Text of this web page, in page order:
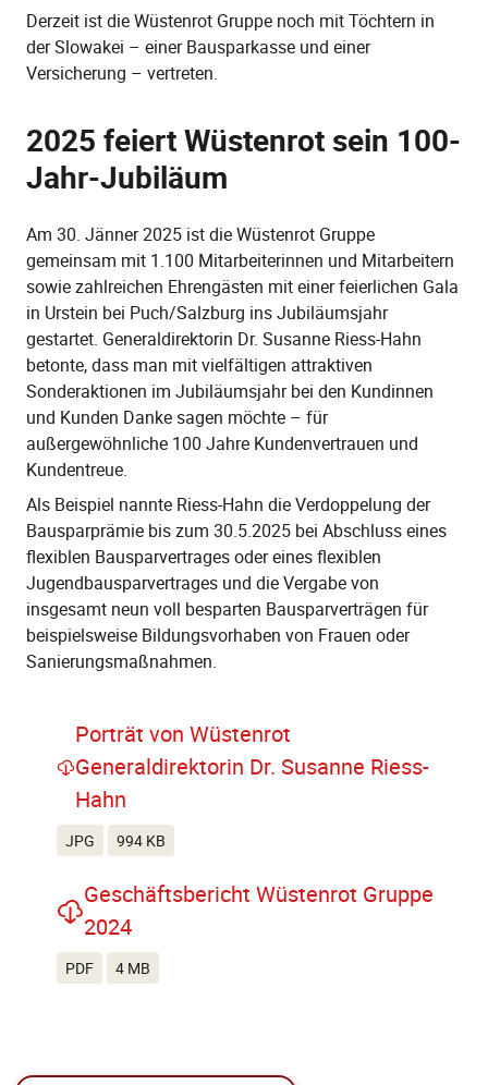
Derzeit ist die Wüstenrot Gruppe noch mit Töchtern in
der Slowakei – einer Bausparkasse und einer
Versicherung – vertreten.
2025 feiert Wüstenrot sein 100-
Jahr-Jubiläum
Am 30. Jänner 2025 ist die Wüstenrot Gruppe
gemeinsam mit 1.100 Mitarbeiterinnen und Mitarbeitern
sowie zahlreichen Ehrengästen mit einer feierlichen Gala
in Urstein bei Puch/Salzburg ins Jubiläumsjahr
gestartet. Generaldirektorin Dr. Susanne Riess-Hahn
betonte, dass man mit vielfältigen attraktiven
Sonderaktionen im Jubiläumsjahr bei den Kundinnen
und Kunden Danke sagen möchte – für
außergewöhnliche 100 Jahre Kundenvertrauen und
Kundentreue.
Als Beispiel nannte Riess-Hahn die Verdoppelung der
Bausparprämie bis zum 30.5.2025 bei Abschluss eines
flexiblen Bausparvertrages oder eines flexiblen
Jugendbausparvertrages und die Vergabe von
insgesamt neun voll besparten Bausparverträgen für
beispielsweise Bildungsvorhaben von Frauen oder
Sanierungsmaßnahmen.
Porträt von Wüstenrot
Generaldirektorin Dr. Susanne Riess-
Hahn
JPG 994 KB
Geschäftsbericht Wüstenrot Gruppe
2024
PDF 4 MB